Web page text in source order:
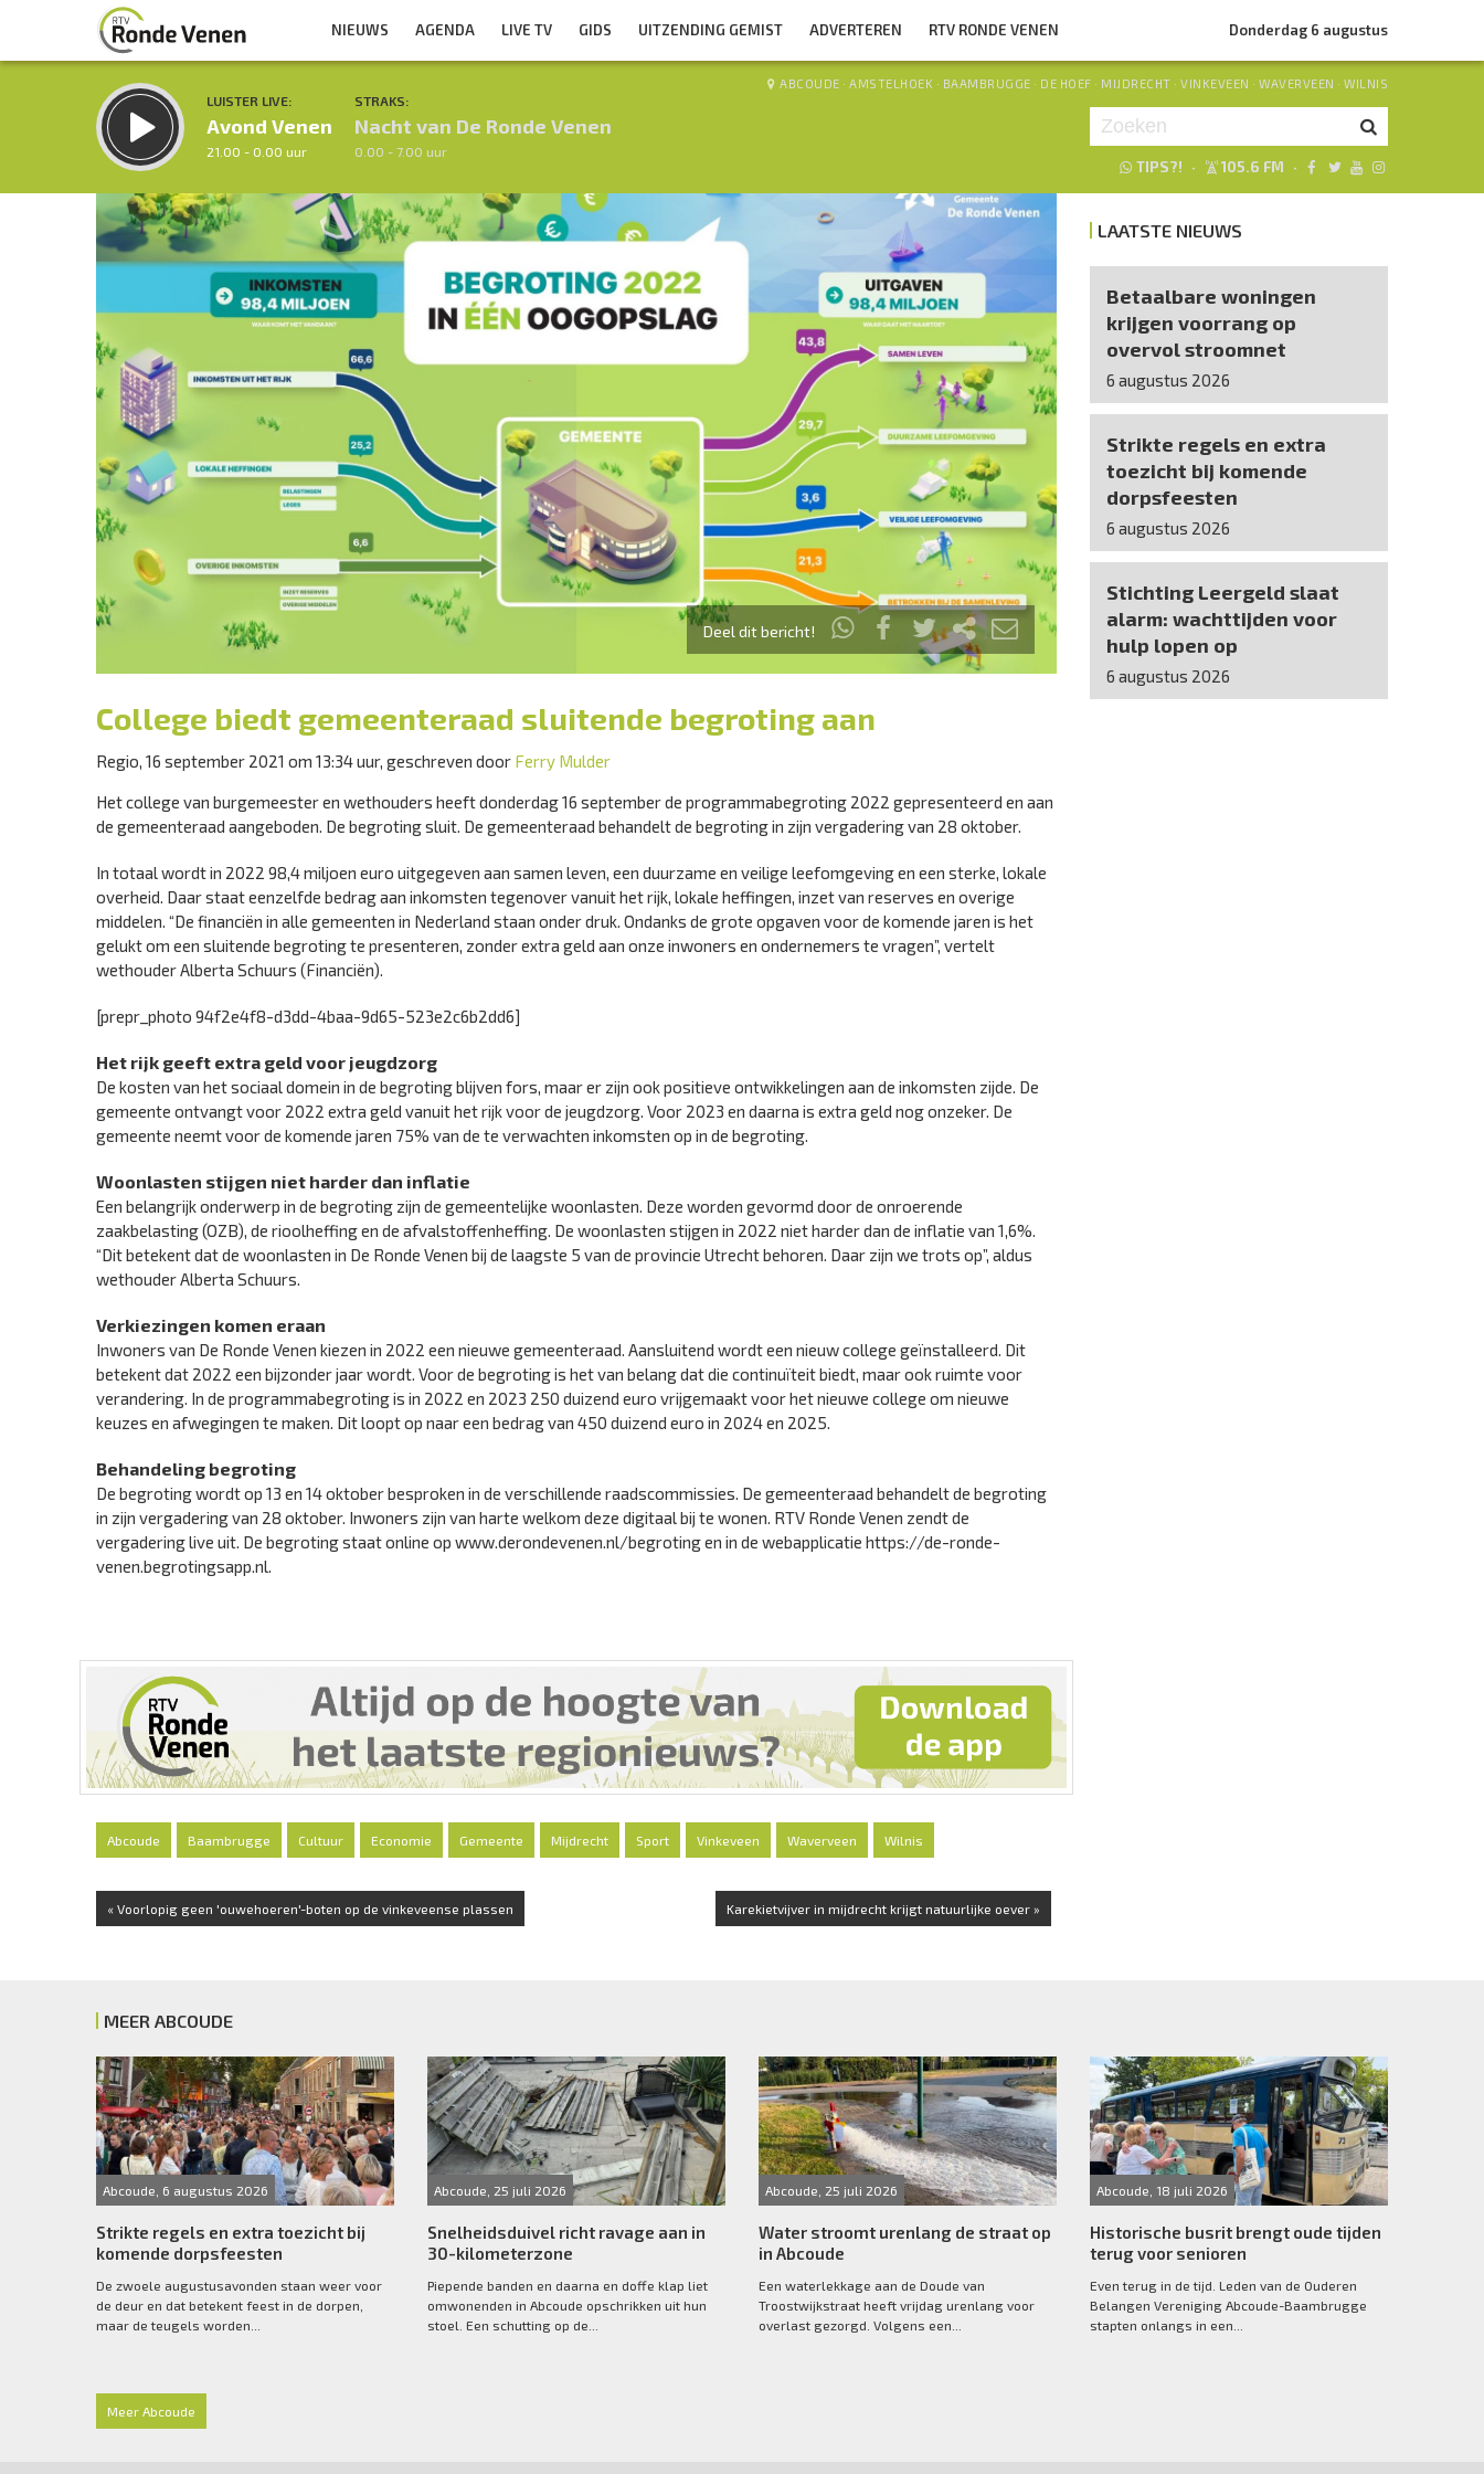
NIEUWS AGENDA LIVE TV GIDS UITZENDING GEMIST ADVERTEREN RTV RONDE VENEN Donderdag 6 augustus
LUISTER LIVE:
Avond Venen
21.00 - 0.00 uur
STRAKS:
Nacht van De Ronde Venen
0.00 - 7.00 uur
ABCOUDE · AMSTELHOEK · BAAMBRUGGE · DE HOEF · MIJDRECHT · VINKEVEEN · WAVERVEEN · WILNIS
TIPS?! · 105.6 FM ·
Inklappen
Deel dit bericht!
College biedt gemeenteraad sluitende begroting aan
Regio, 16 september 2021 om 13:34 uur, geschreven door Ferry Mulder
Het college van burgemeester en wethouders heeft donderdag 16 september de programmabegroting 2022 gepresenteerd en aan
de gemeenteraad aangeboden. De begroting sluit. De gemeenteraad behandelt de begroting in zijn vergadering van 28 oktober.
In totaal wordt in 2022 98,4 miljoen euro uitgegeven aan samen leven, een duurzame en veilige leefomgeving en een sterke, lokale
overheid. Daar staat eenzelfde bedrag aan inkomsten tegenover vanuit het rijk, lokale heffingen, inzet van reserves en overige
middelen. “De financiën in alle gemeenten in Nederland staan onder druk. Ondanks de grote opgaven voor de komende jaren is het
gelukt om een sluitende begroting te presenteren, zonder extra geld aan onze inwoners en ondernemers te vragen”, vertelt
wethouder Alberta Schuurs (Financiën).
[prepr_photo 94f2e4f8-d3dd-4baa-9d65-523e2c6b2dd6]
Het rijk geeft extra geld voor jeugdzorg
De kosten van het sociaal domein in de begroting blijven fors, maar er zijn ook positieve ontwikkelingen aan de inkomsten zijde. De
gemeente ontvangt voor 2022 extra geld vanuit het rijk voor de jeugdzorg. Voor 2023 en daarna is extra geld nog onzeker. De
gemeente neemt voor de komende jaren 75% van de te verwachten inkomsten op in de begroting.
Woonlasten stijgen niet harder dan inflatie
Een belangrijk onderwerp in de begroting zijn de gemeentelijke woonlasten. Deze worden gevormd door de onroerende
zaakbelasting (OZB), de rioolheffing en de afvalstoffenheffing. De woonlasten stijgen in 2022 niet harder dan de inflatie van 1,6%.
“Dit betekent dat de woonlasten in De Ronde Venen bij de laagste 5 van de provincie Utrecht behoren. Daar zijn we trots op”, aldus
wethouder Alberta Schuurs.
Verkiezingen komen eraan
Inwoners van De Ronde Venen kiezen in 2022 een nieuwe gemeenteraad. Aansluitend wordt een nieuw college geïnstalleerd. Dit
betekent dat 2022 een bijzonder jaar wordt. Voor de begroting is het van belang dat die continuïteit biedt, maar ook ruimte voor
verandering. In de programmabegroting is in 2022 en 2023 250 duizend euro vrijgemaakt voor het nieuwe college om nieuwe
keuzes en afwegingen te maken. Dit loopt op naar een bedrag van 450 duizend euro in 2024 en 2025.
Behandeling begroting
De begroting wordt op 13 en 14 oktober besproken in de verschillende raadscommissies. De gemeenteraad behandelt de begroting
in zijn vergadering van 28 oktober. Inwoners zijn van harte welkom deze digitaal bij te wonen. RTV Ronde Venen zendt de
vergadering live uit. De begroting staat online op www.derondevenen.nl/begroting en in de webapplicatie https://de-ronde-
venen.begrotingsapp.nl.
Abcoude Baambrugge Cultuur Economie Gemeente Mijdrecht Sport Vinkeveen Waverveen Wilnis
« Voorlopig geen 'ouwehoeren'-boten op de vinkeveense plassen Karekietvijver in mijdrecht krijgt natuurlijke oever »
LAATSTE NIEUWS
Betaalbare woningen
krijgen voorrang op
overvol stroomnet
6 augustus 2026
Strikte regels en extra
toezicht bij komende
dorpsfeesten
6 augustus 2026
Stichting Leergeld slaat
alarm: wachttijden voor
hulp lopen op
6 augustus 2026
MEER ABCOUDE
Abcoude, 6 augustus 2026
Strikte regels en extra toezicht bij
komende dorpsfeesten
De zwoele augustusavonden staan weer voor
de deur en dat betekent feest in de dorpen,
maar de teugels worden...
Abcoude, 25 juli 2026
Snelheidsduivel richt ravage aan in
30-kilometerzone
Piepende banden en daarna en doffe klap liet
omwonenden in Abcoude opschrikken uit hun
stoel. Een schutting op de...
Abcoude, 25 juli 2026
Water stroomt urenlang de straat op
in Abcoude
Een waterlekkage aan de Doude van
Troostwijkstraat heeft vrijdag urenlang voor
overlast gezorgd. Volgens een...
Abcoude, 18 juli 2026
Historische busrit brengt oude tijden
terug voor senioren
Even terug in de tijd. Leden van de Ouderen
Belangen Vereniging Abcoude-Baambrugge
stapten onlangs in een...
Meer Abcoude